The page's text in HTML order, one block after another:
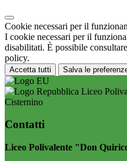
Cookie necessari per il
I cookie necessari per il
disabilitati. È possibile
policy.
Accetta tutti Salva le
Liceo
Cisternino
Contatti
Liceo Polivalente "Don